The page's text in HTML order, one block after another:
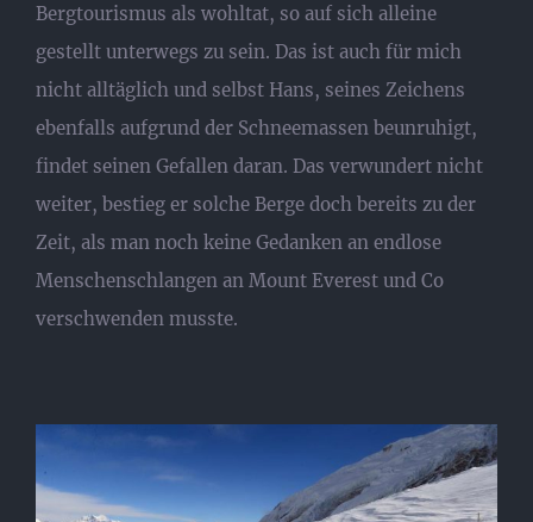
Bergtourismus als wohltat, so auf sich alleine
gestellt unterwegs zu sein. Das ist auch für mich
nicht alltäglich und selbst Hans, seines Zeichens
ebenfalls aufgrund der Schneemassen beunruhigt,
findet seinen Gefallen daran. Das verwundert nicht
weiter, bestieg er solche Berge doch bereits zu der
Zeit, als man noch keine Gedanken an endlose
Menschenschlangen an Mount Everest und Co
verschwenden musste.